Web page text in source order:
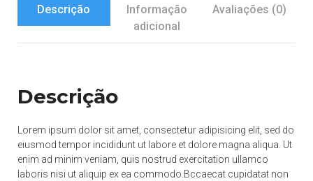
Descrição
Informação
adicional
Avaliações (0)
Descrição
Lorem ipsum dolor sit amet, consectetur adipisicing elit, sed do
eiusmod tempor incididunt ut labore et dolore magna aliqua. Ut
enim ad minim veniam, quis nostrud exercitation ullamco
laboris nisi ut aliquip ex ea commodo.Bccaecat cupidatat non